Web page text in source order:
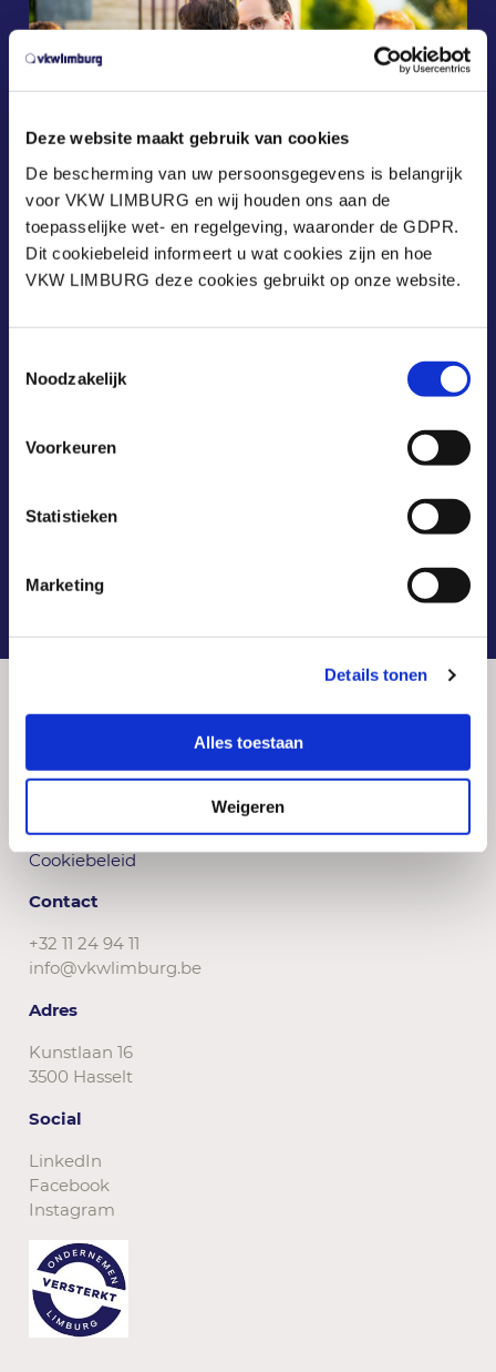
Deze website maakt gebruik van cookies
De bescherming van uw persoonsgegevens is belangrijk
voor VKW LIMBURG en wij houden ons aan de
toepasselijke wet- en regelgeving, waaronder de GDPR.
Dit cookiebeleid informeert u wat cookies zijn en hoe
VKW LIMBURG deze cookies gebruikt op onze website.
Noodzakelijk
Voorkeuren
Statistieken
Marketing
Details tonen
Alles toestaan
Weigeren
5
© 2026 VKW Limburg
Gegevensbeschermingsbeleid
Cookiebeleid
Contact
+32 11 24 94 11
info@vkwlimburg.be
Adres
Kunstlaan 16
3500 Hasselt
Social
LinkedIn
Facebook
Instagram